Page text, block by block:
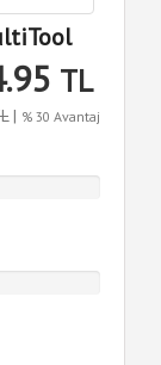
TL
| % 30 Avantaj